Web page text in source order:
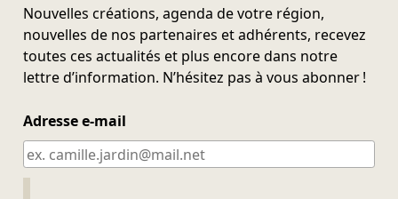
Nouvelles créations, agenda de votre région,
nouvelles de nos partenaires et adhérents, recevez
toutes ces actualités et plus encore dans notre
lettre d’information. N’hésitez pas à vous abonner !
Adresse e-mail